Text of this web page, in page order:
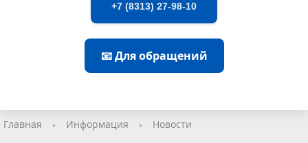
+7 (8313) 27-98-10
📧 Для обращений
Главная › Информация › Новости